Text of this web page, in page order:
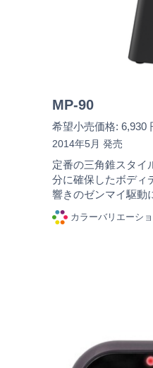
MP-90
希望小売価格: 6,930
2014年5月 発売
定番の三角錐スタイ
分に確保したボディ
響きのゼンマイ駆動
カラーバリエーシ